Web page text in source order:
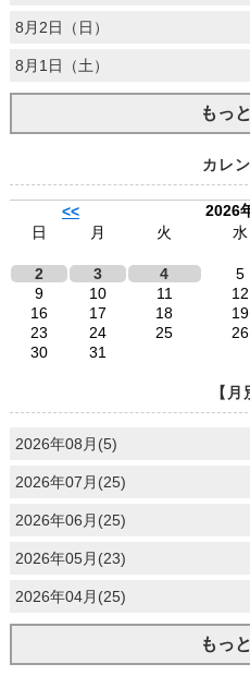
8月2日（日）
8月1日（土）
もっ
カレ
<<
2026
日
月 火 水
2
3 4 5
9
10 11 12
16
17 18 19
23
24 25 26
30
31
【月
2026年08月(5)
2026年07月(25)
2026年06月(25)
2026年05月(23)
2026年04月(25)
もっ